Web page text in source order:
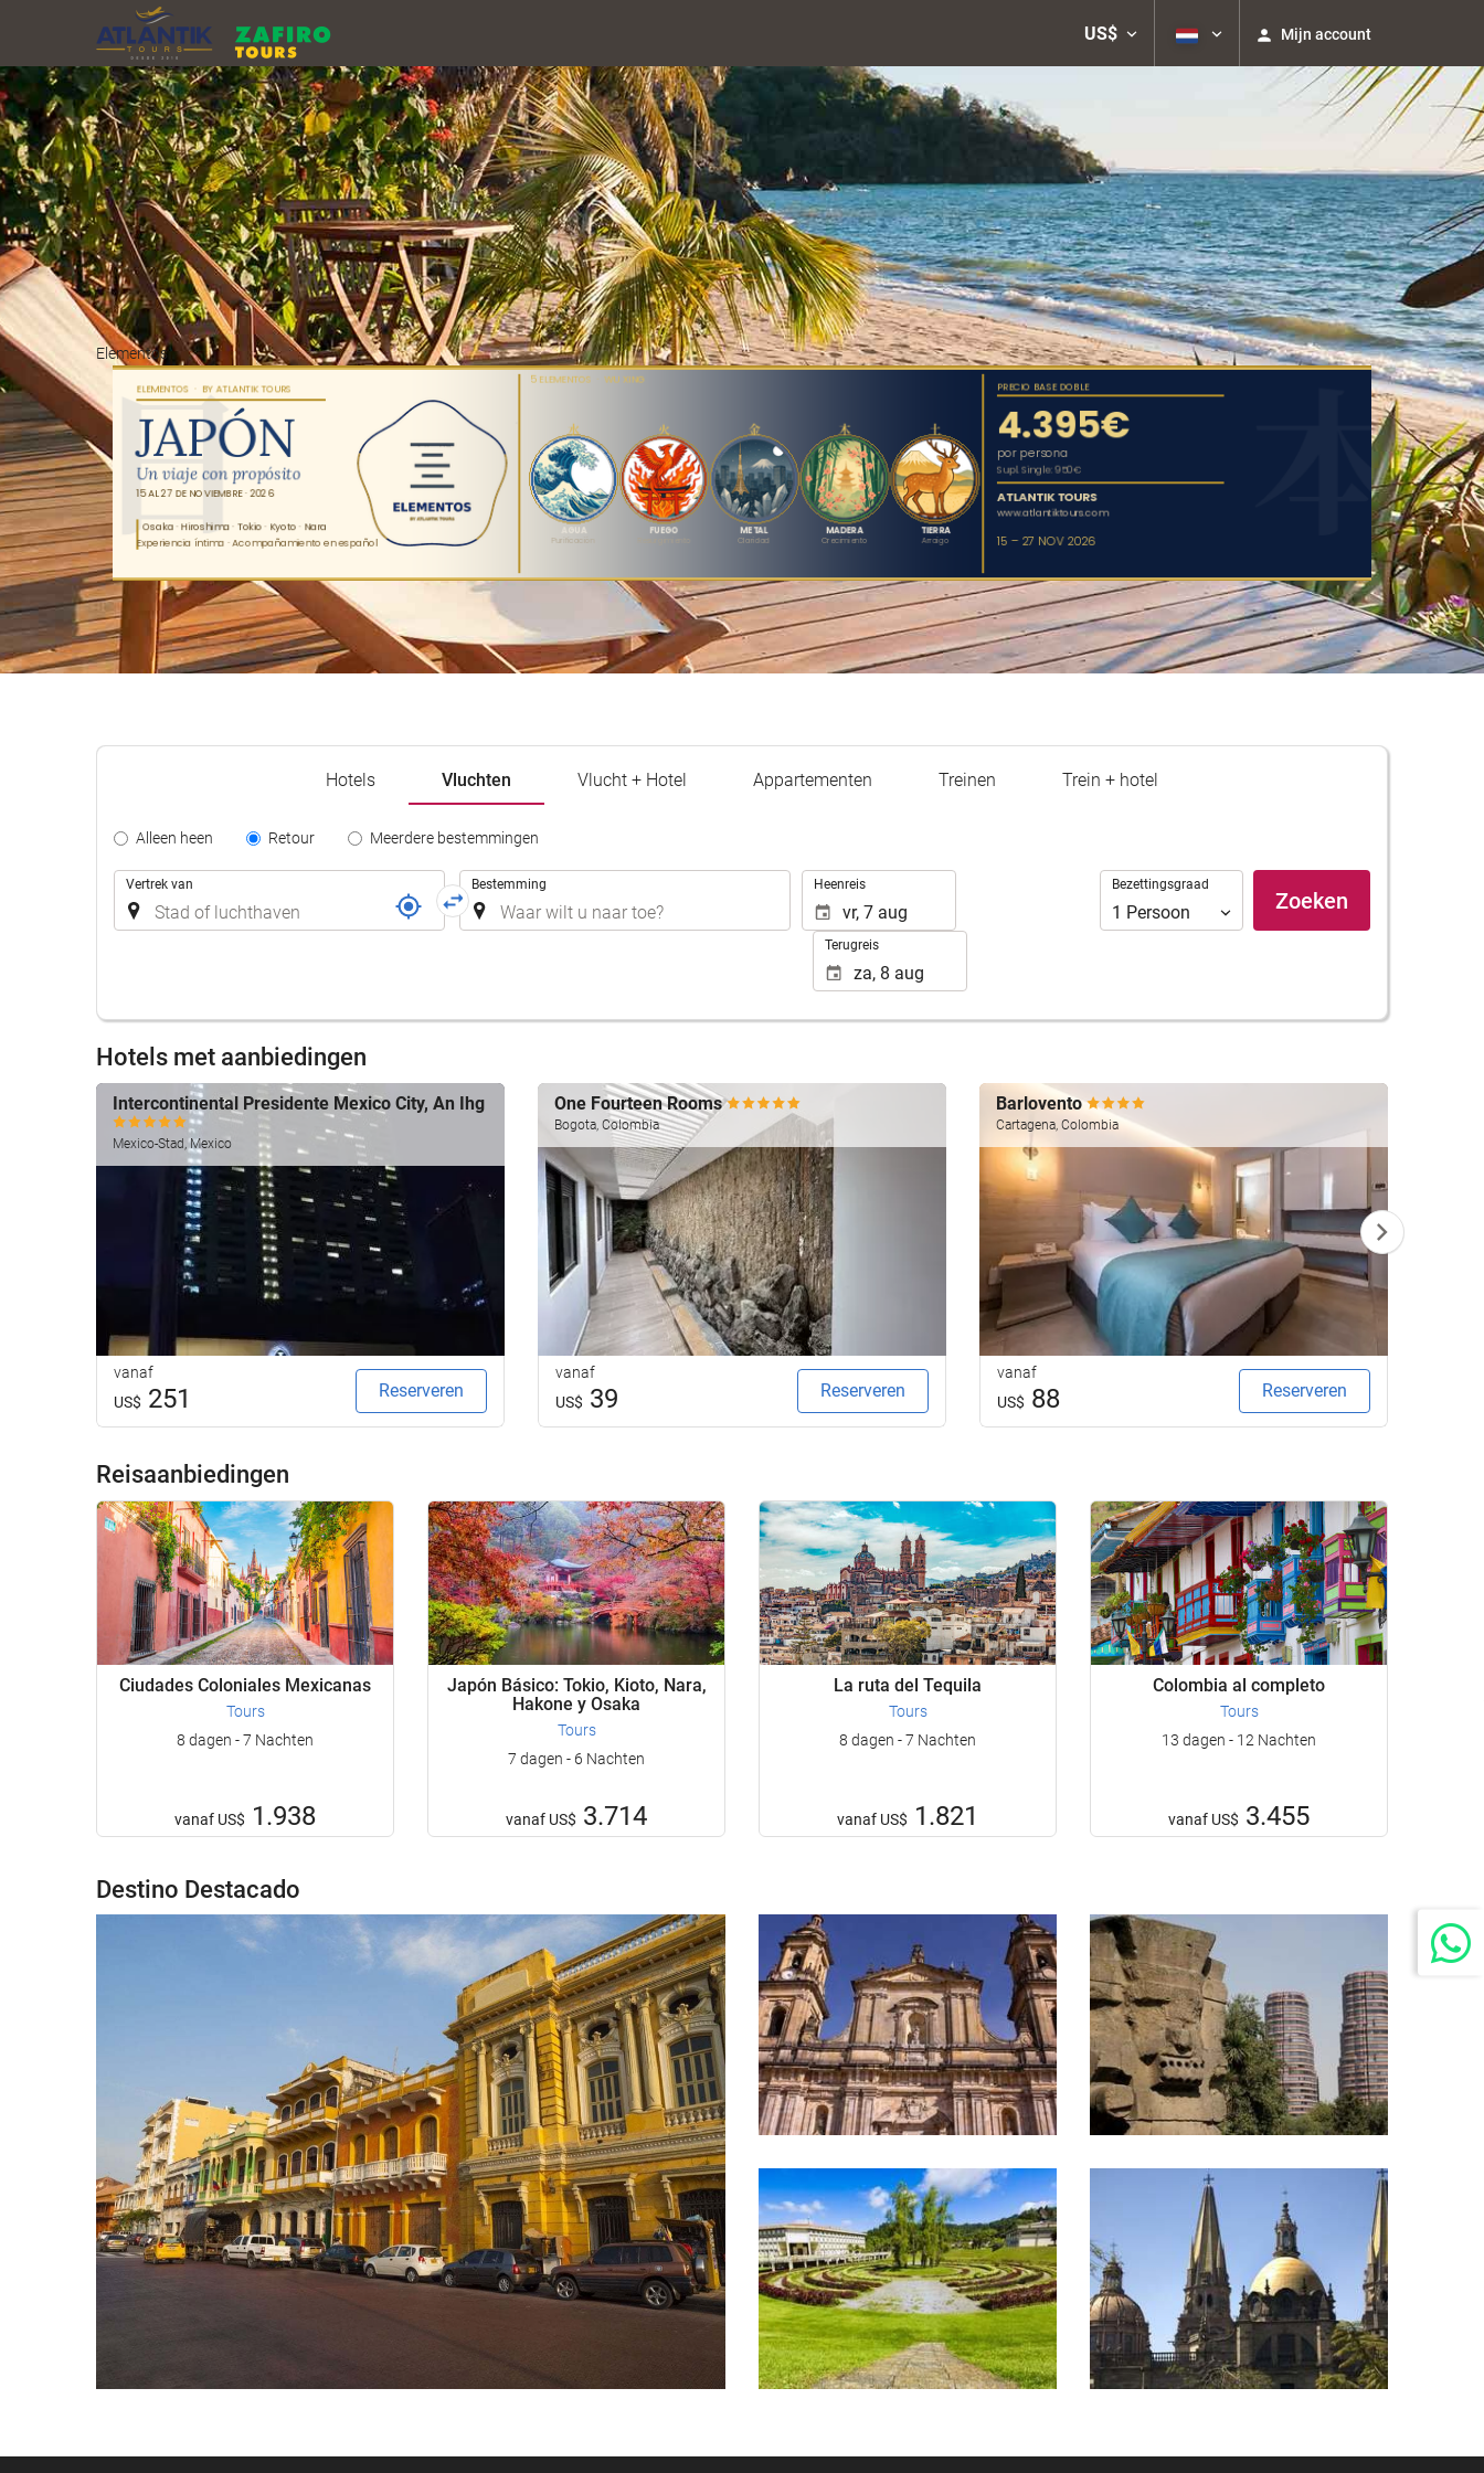
US$ Mijn account
Elementos
Hotels Vluchten Vlucht + Hotel Appartementen Treinen Trein + hotel
Tipo
Trayecto
Alleen heen Retour Meerdere bestemmingen
Reis
Vertrek van Bestemming Heenreis
Terugreis
Bezettingsgraad
Bezettingsgraad
1 Persoon Zoeken
Hotels met aanbiedingen
Intercontinental Presidente Mexico City, An Ihg
Mexico-Stad, Mexico
vanaf
US$ 251 Reserveren
One Fourteen Rooms
Bogota, Colombia
vanaf
US$ 39 Reserveren
Barlovento
Cartagena, Colombia
vanaf
US$ 88 Reserveren
Reisaanbiedingen
Ciudades Coloniales Mexicanas
Tours
8 dagen - 7 Nachten
vanaf US$ 1.938
Japón Básico: Tokio, Kioto, Nara,
Hakone y Osaka
Tours
7 dagen - 6 Nachten
vanaf US$ 3.714
La ruta del Tequila
Tours
8 dagen - 7 Nachten
vanaf US$ 1.821
Colombia al completo
Tours
13 dagen - 12 Nachten
vanaf US$ 3.455
Destino Destacado